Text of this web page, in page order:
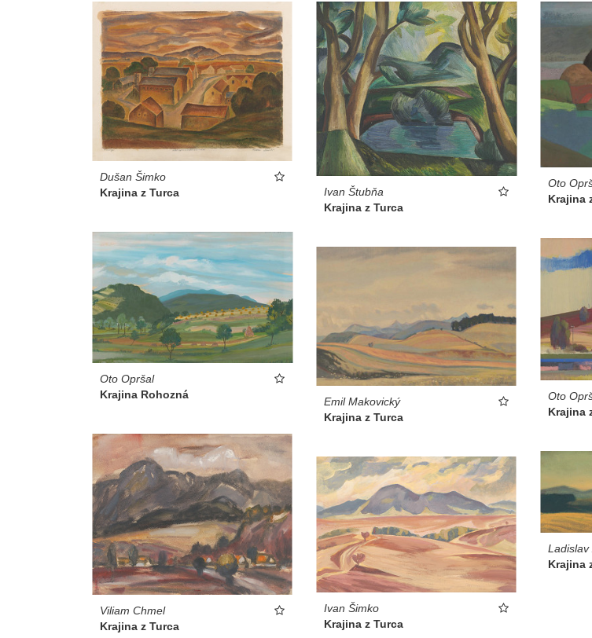
Dušan Šimko
Krajina z Turca
Ivan Štubňa
Krajina z Turca
Oto
Krajina
Oto Opršal
Krajina Rohozná
Oto
Krajina
Emil Makovický
Krajina z Turca
Viliam Chmel
Krajina z Turca
Ladislav
Krajina
Ivan Šimko
Krajina z Turca